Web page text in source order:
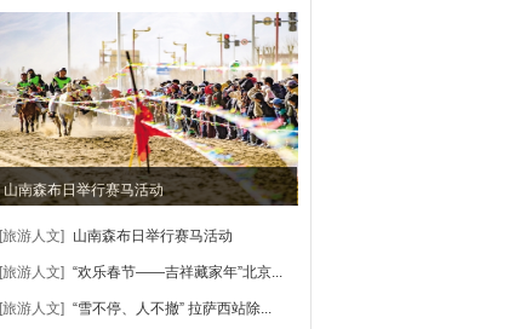
山南森布日举行赛马活动
[旅游人文] 山南森布日举行赛马活动
[旅游人文] “欢乐春节——吉祥藏家年”北京...
[旅游人文] “雪不停、人不撤” 拉萨西站除...